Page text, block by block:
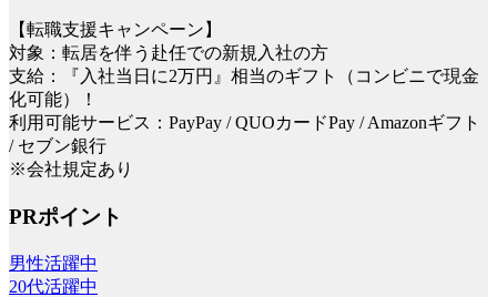
【転職支援キャンペーン】
対象：転居を伴う赴任での新規入社の方
支給：『入社当日に2万円』相当のギフト（コンビニで現金
化可能）！
利用可能サービス：PayPay / QUOカードPay / Amazonギフト
/ セブン銀行
※会社規定あり
PRポイント
男性活躍中
20代活躍中